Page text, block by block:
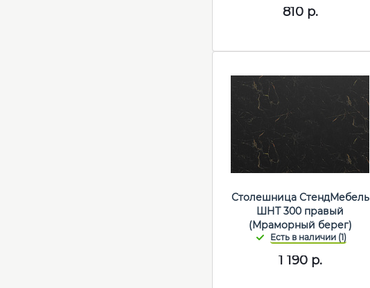
810р.
Столешница СтендМебель
ШНТ 300 правый
(Мраморный берег)
1 190р.